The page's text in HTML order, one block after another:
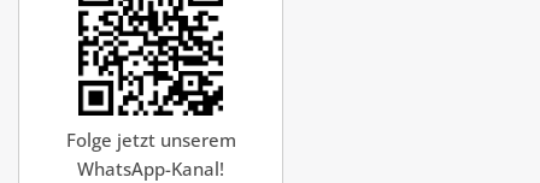
Folge jetzt unserem
WhatsApp-Kanal!